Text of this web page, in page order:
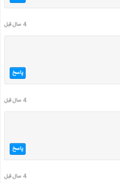
4 سال قبل
پاسخ
4 سال قبل
پاسخ
4 سال قبل